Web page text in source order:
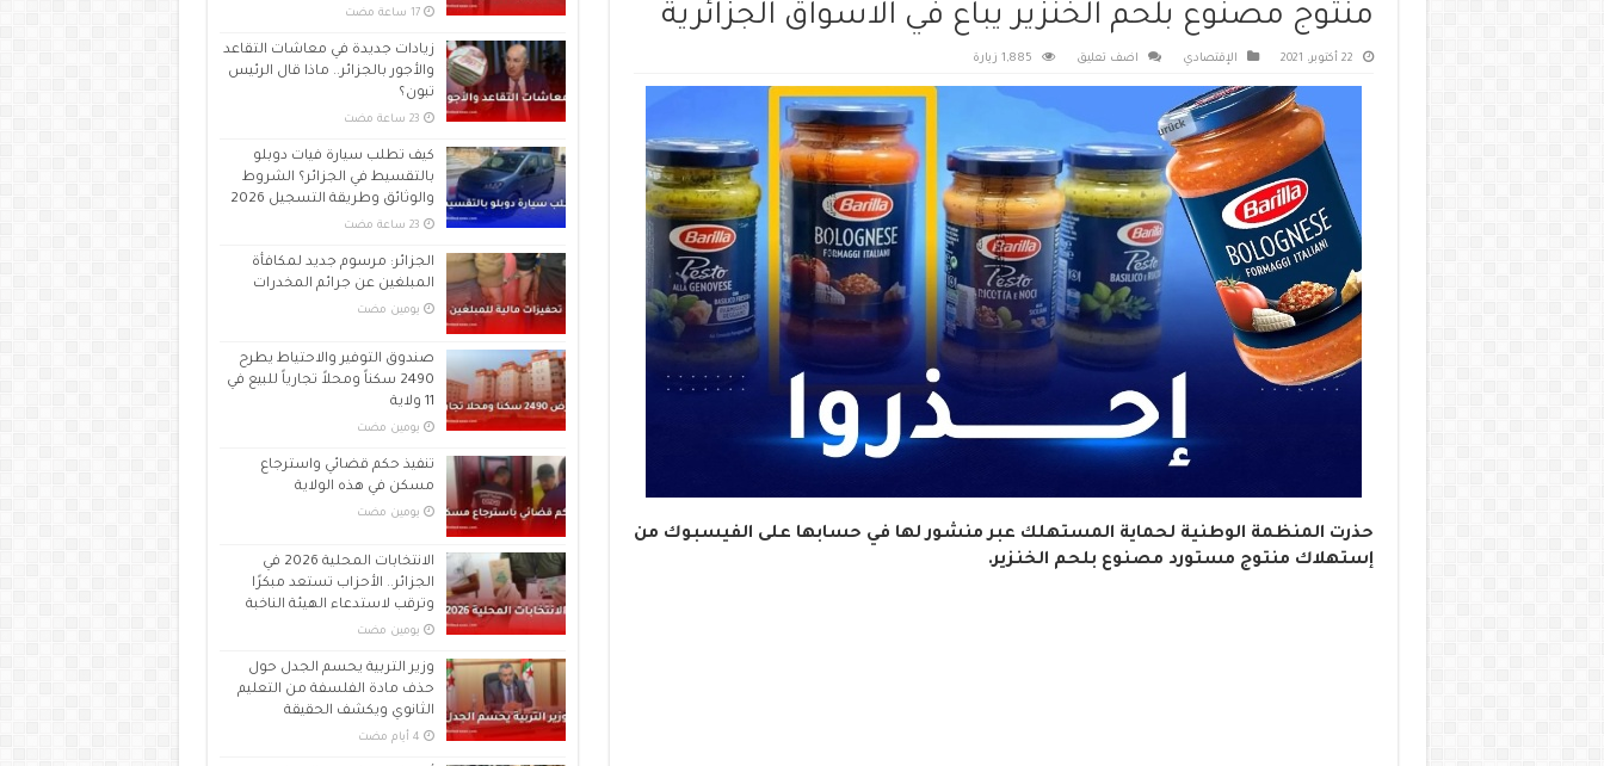
منتوج مصنوع بلحم الخنزير يباع في الاسواق الجزائرية
22 أكتوبر، 2021 الإقتصادي اضف تعليق 1,885 زيارة
حذرت المنظمة الوطنية لحماية المستهلك عبر منشور لها في حسابها على الفيسبوك من
إستهلاك منتوج مستورد مصنوع بلحم الخنزير.
‏17 ساعة مضت
زيادات جديدة في معاشات التقاعد
والأجور بالجزائر.. ماذا قال الرئيس
تبون؟
كيف تطلب سيارة فيات دوبلو
بالتقسيط في الجزائر؟ الشروط
والوثائق وطريقة التسجيل 2026
الجزائر: مرسوم جديد لمكافأة
المبلغين عن جرائم المخدرات
‏يومين مضت
صندوق التوفير والاحتياط يطرح
2490 سكناً ومحلاً تجارياً للبيع في
11 ولاية
‏يومين مضت
تنفيذ حكم قضائي واسترجاع
مسكن في هذه الولاية
‏يومين مضت
الانتخابات المحلية 2026 في
الجزائر.. الأحزاب تستعد مبكرًا
وترقب لاستدعاء الهيئة الناخبة
‏يومين مضت
وزير التربية يحسم الجدل حول
حذف مادة الفلسفة من التعليم
الثانوي ويكشف الحقيقة